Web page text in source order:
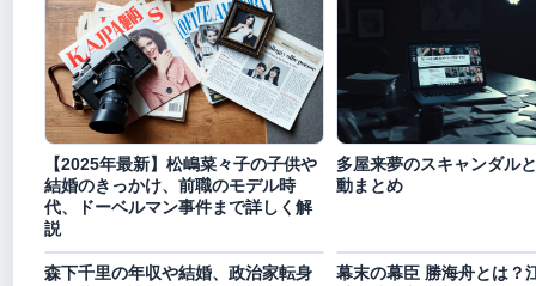
【2025年最新】松嶋菜々子の子供や
結婚のきっかけ、前職のモデル時
代、ドーベルマン事件まで詳しく解
説
多屋来夢のスキャンダル
動まとめ
森下千里の年収や結婚、政治家転身
幕末の幕臣 勝海舟とは？